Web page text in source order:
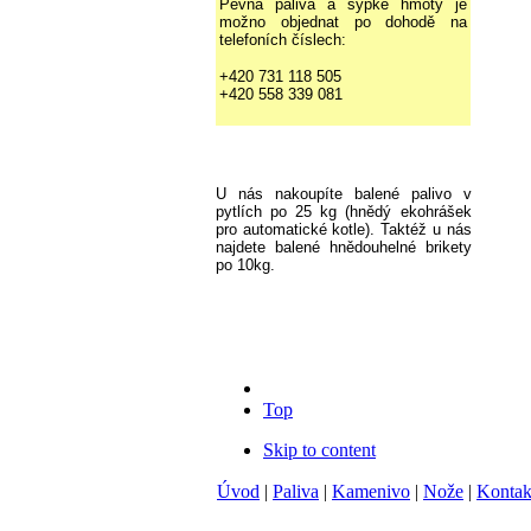
Pevná paliva a sypké hmoty je
možno objednat po dohodě na
telefoních číslech:
+420 731 118 505
+420 558 339 081
U nás nakoupíte balené palivo v
pytlích po 25 kg (hnědý ekohrášek
pro automatické kotle). Taktéž u nás
najdete balené hnědouhelné brikety
po 10kg.
Top
Skip to content
Úvod | Paliva | Kamenivo | Nože |